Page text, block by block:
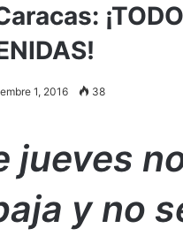
1, 2016 38
jueves
y no